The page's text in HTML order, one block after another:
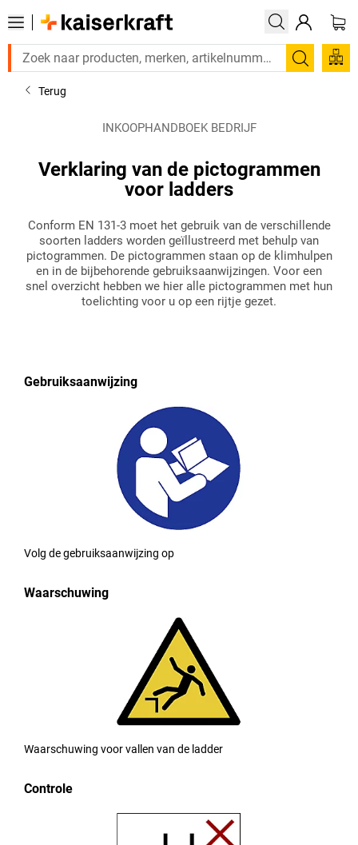
Zoeken
Terug
INKOOPHANDBOEK BEDRIJF
Verklaring van de pictogrammen
voor ladders
Conform EN 131-3 moet het gebruik van de verschillende
soorten ladders worden geïllustreerd met behulp van
pictogrammen. De pictogrammen staan op de klimhulpen
en in de bijbehorende gebruiksaanwijzingen. Voor een
snel overzicht hebben we hier alle pictogrammen met hun
toelichting voor u op een rijtje gezet.
Gebruiksaanwijzing
Volg de gebruiksaanwijzing op
Waarschuwing
Waarschuwing voor vallen van de ladder
Controle